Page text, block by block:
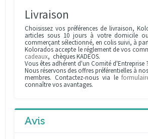
Livraison
Choisissez vos préférences de livraison,
articles sous 10 jours à votre domicile
commerçant sélectionné, en colis suivi, à
Kolorados accepte le réglement de vos
cadeaux, chèques KADEOS.
Vous êtes adhérent d'un Comité d'Entreprise ?
Nous réservons des offres préférentielles à
membres. Contactez-nous via le
connaître vos avantages.
Avis